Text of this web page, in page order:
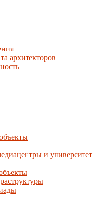
архитекторов
и университет